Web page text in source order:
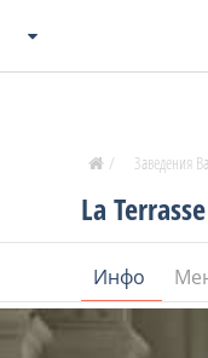
Пловдив
Бургас
В. Търново
La Terrasse
Инфо
/ Заведения